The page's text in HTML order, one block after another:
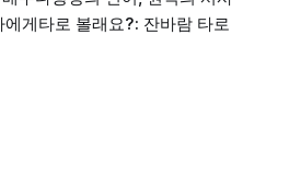
에게타로 볼래요?: 잔바람 타로